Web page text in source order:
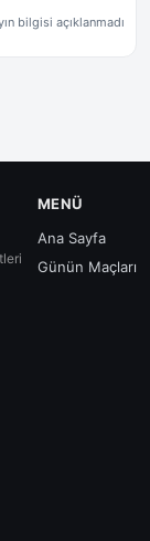
bilgisi açıklanmadı
MENÜ
Ana Sayfa
Günün Maçları